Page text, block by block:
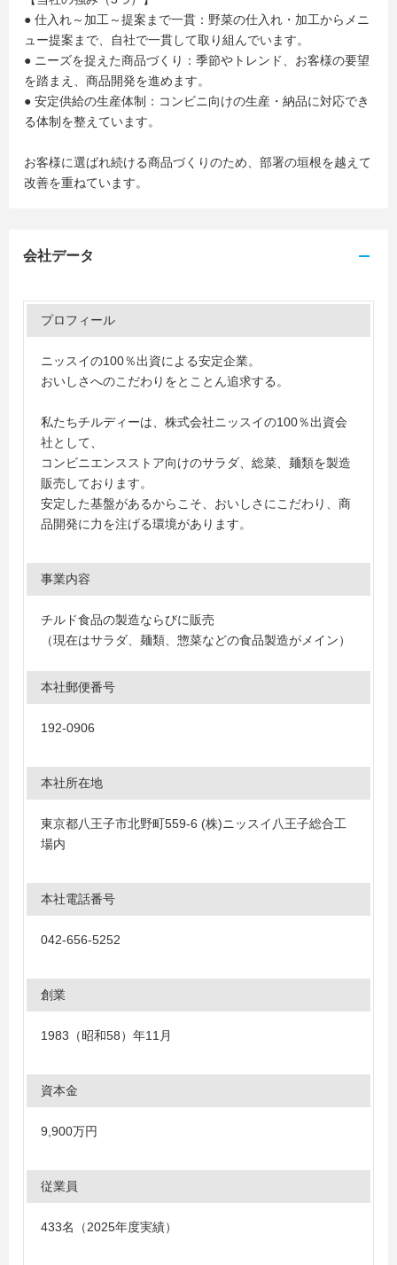
● 仕入れ～加工～提案まで一貫：野菜の仕入れ・加工からメニ
ュー提案まで、自社で一貫して取り組んでいます。
● ニーズを捉えた商品づくり：季節やトレンド、お客様の要望
を踏まえ、商品開発を進めます。
● 安定供給の生産体制：コンビニ向けの生産・納品に対応でき
る体制を整えています。
お客様に選ばれ続ける商品づくりのため、部署の垣根を越えて
改善を重ねています。
会社データ
プロフィール
ニッスイの100％出資による安定企業。
おいしさへのこだわりをとことん追求する。
私たちチルディーは、株式会社ニッスイの100％出資会
社として、
コンビニエンスストア向けのサラダ、総菜、麺類を製造
販売しております。
安定した基盤があるからこそ、おいしさにこだわり、商
品開発に力を注げる環境があります。
事業内容
チルド食品の製造ならびに販売
（現在はサラダ、麺類、惣菜などの食品製造がメイン）
本社郵便番号
192-0906
本社所在地
東京都八王子市北野町559-6 (株)ニッスイ八王子総合工
場内
本社電話番号
042-656-5252
創業
1983（昭和58）年11月
資本金
9,900万円
従業員
433名（2025年度実績）